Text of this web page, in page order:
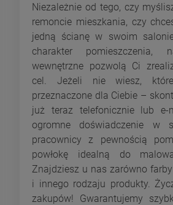
Niezależnie od tego, czy
remoncie mieszkania, czy
jedną ścianę w swoim
charakter pomieszczenia,
wewnętrzne pozwolą Ci
cel. Jeżeli nie wiesz,
przeznaczone dla Ciebie –
już teraz telefonicznie lub e-
ogromne doświadczenie w
pracownicy z pewnością
powłokę idealną do
Znajdziesz u nas zarówno
i innego rodzaju produkty.
zakupów! Gwarantujemy